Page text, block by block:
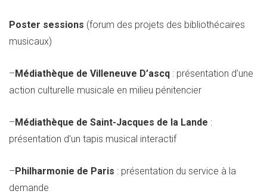
Poster sessions (forum des projets des bibliothécaires
musicaux)
–Médiathèque de Villeneuve D’ascq : présentation d’une
action culturelle musicale en milieu pénitencier
–Médiathèque de Saint-Jacques de la Lande :
présentation d’un tapis musical interactif
–Philharmonie de Paris : présentation du service à la
demande